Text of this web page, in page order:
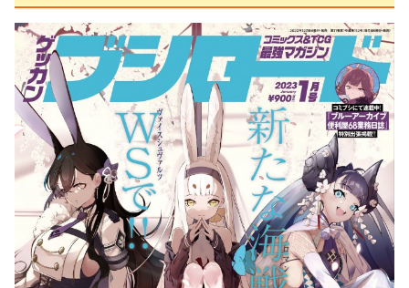
コミックグロウル